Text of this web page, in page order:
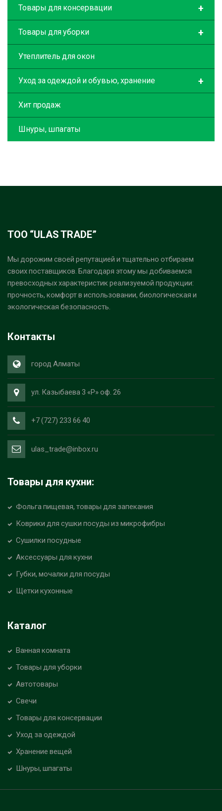
+
Товары для консервации
+
Товары для уборки
Утеплитель для окон
+
Уход за одеждой и обувью, хранение
Хит продаж
Шнуры, шпагаты
ТОО “ULAS TRADE”
Мы дорожим своей репутацией и тщательно отбираем
своих поставщиков. Благодаря этому мы добиваемся
превосходных характеристик реализуемой продукции:
прочность, комфорт в использовании, биологическая и
экологическая безопасность.
Контакты
город Алматы
ул. Казыбаева 3 «Р» оф. 26
+7 (727) 233 66 40
ulas_trade@inbox.ru
Товары для кухни:
Фольга пищевая, товары для запекания
Коврики для сушки посуды из микрофибры
Сушилки посудные
Аксессуары для кухни
Губки, мочалки для посуды
Щетки кухонные
Каталог
Ванная комната
Товары для уборки
Автотовары
Свечи
Товары для консервации
Уход за одеждой
Хранение вещей
Шнуры, шпагаты